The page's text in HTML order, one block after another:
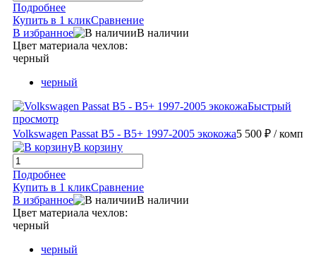
Подробнее
Купить в 1 кликСравнение
В избранное
В наличии
Цвет материала чехлов:
черный
черный
Быстрый
просмотр
Volkswagen Passat B5 - B5+ 1997-2005 экокожа5 500 ₽ / комп
В корзину
Подробнее
Купить в 1 кликСравнение
В избранное
В наличии
Цвет материала чехлов:
черный
черный